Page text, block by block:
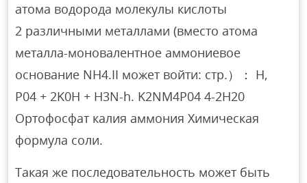
атома водорода молекулы кислоты
2 различными металлами (вместо атома
металла-моновалентное аммониевое
основание NH4.II может войти: стр.）： H,
P04 + 2K0H + H3N-h. K2NM4P04 4-2H20
Ортофосфат калия аммония Химическая
формула соли.
Такая же последовательность может быть